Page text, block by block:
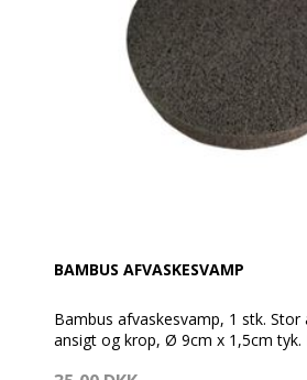
BAMBUS AFVASKESVAMP
Bambus afvaskesvamp, 1 stk. Stor
ansigt og krop, Ø 9cm x 1,5cm tyk.